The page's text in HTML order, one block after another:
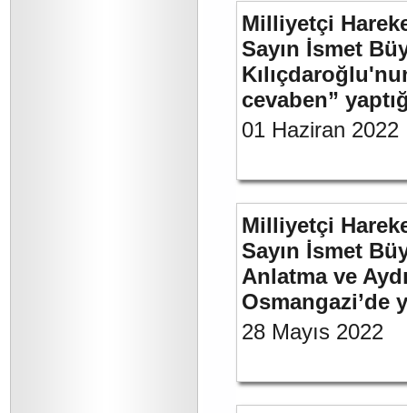
Milliyetçi
Sayın İsmet
cevaben”
01 Haziran 2022
Milliyetçi
Sayın İsmet
Anlatma ve
Osmangazi’de
28 Mayıs 2022